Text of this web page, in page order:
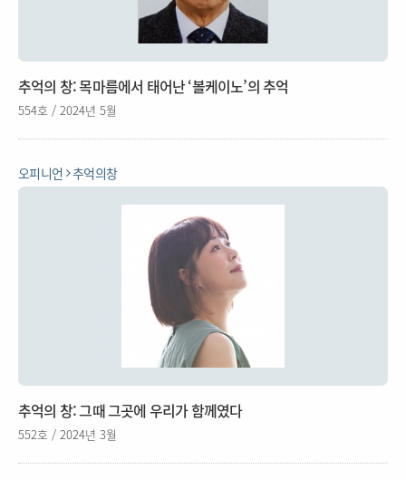
추억의 창: 목마름에서 태어난 ‘볼케이노’의 추억
554호 / 2024년 5월
오피니언 추억의창
추억의 창: 그때 그곳에 우리가 함께였다
552호 / 2024년 3월